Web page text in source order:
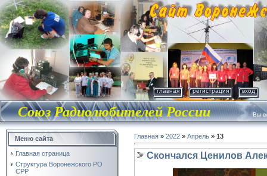
главная регистрация вход
Союз Радиолюбителей России Вы
Меню сайта
Главная страница
Структура Воронежского РО
СРР
Главная » 2022 » Апрель » 13
Скончался Ценилов